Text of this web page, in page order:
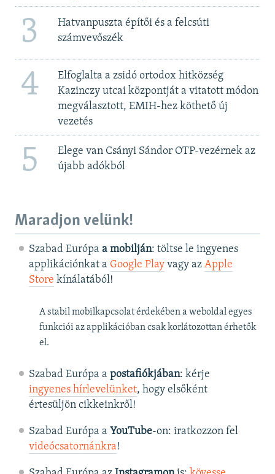
3
Hatvanpuszta építői és a felcsúti
számvevőszék
4
Elfoglalta a zsidó ortodox hitközség
Kazinczy utcai központját a vitatott módon
megválasztott, EMIH-hez köthető új
vezetés
5
Elege van Csányi Sándor OTP-vezérnek az
újabb adókból
Maradjon velünk!
Szabad Európa a mobilján: töltse le ingyenes
applikációnkat a Google Playvagy az Apple
Store kínálatából!
A stabil mobilkapcsolat érdekében a weboldal egyes
funkciói az applikációban csak korlátozottan érhetők
el.
Szabad Európa a postafiókjában: kérje
ingyenes hírlevelünket, hogy elsőként
értesüljön cikkeinkről!
Szabad Európa a YouTube-on: iratkozzon fel
videócsatornánkra!